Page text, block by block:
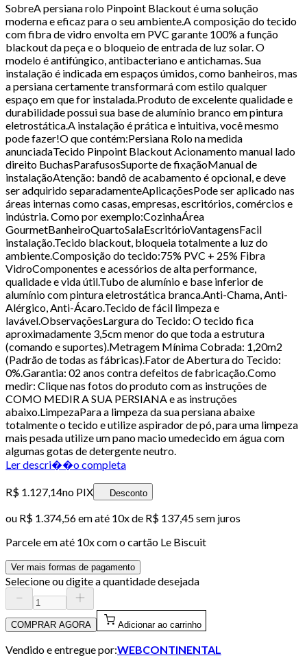
SobreA persiana rolo Pinpoint Blackout é uma solução
moderna e eficaz para o seu ambiente.A composição do tecido
com fibra de vidro envolta em PVC garante 100% a função
blackout da peça e o bloqueio de entrada de luz solar. O
modelo é antifúngico, antibacteriano e antichamas. Sua
instalação é indicada em espaços úmidos, como banheiros, mas
a persiana certamente transformará com estilo qualquer
espaço em que for instalada.Produto de excelente qualidade e
durabilidade possui sua base de alumínio branco em pintura
eletrostática.A instalação é prática e intuitiva, você mesmo
pode fazer!O que contém:Persiana Rolo na medida
anunciadaTecido Pinpoint Blackout Acionamento manual lado
direito BuchasParafusosSuporte de fixaçãoManual de
instalaçãoAtenção: bandô de acabamento é opcional, e deve
ser adquirido separadamenteAplicaçõesPode ser aplicado nas
áreas internas como casas, empresas, escritórios, comércios e
indústria. Como por exemplo:CozinhaÁrea
GourmetBanheiroQuartoSalaEscritórioVantagensFacil
instalação.Tecido blackout, bloqueia totalmente a luz do
ambiente.Composição do tecido:75% PVC + 25% Fibra
VidroComponentes e acessórios de alta performance,
qualidade e vida útil.Tubo de alumínio e base inferior de
alumínio com pintura eletrostática branca.Anti-Chama, Anti-
Alérgico, Anti-Ácaro.Tecido de fácil limpeza e
lavável.ObservaçõesLargura do Tecido: O tecido fica
aproximadamente 3,5cm menor do que toda a estrutura
(comando e suportes).Metragem Mínima Cobrada: 1,20m2
(Padrão de todas as fábricas).Fator de Abertura do Tecido:
0%.Garantia: 02 anos contra defeitos de fabricação.Como
medir: Clique nas fotos do produto com as instruções de
COMO MEDIR A SUA PERSIANA e as instruções
abaixo.LimpezaPara a limpeza da sua persiana abaixe
totalmente o tecido e utilize aspirador de pó, para uma limpeza
mais pesada utilize um pano macio umedecido em água com
algumas gotas de detergente neutro.
Ler descri��o completa
R$ 1.127,14no PIX Desconto
ou R$ 1.374,56em até 10x de R$ 137,45 sem juros
Parcele em até 10x com o cartão Le Biscuit
Ver mais formas de pagamento
Selecione ou digite a quantidade desejada
COMPRAR AGORA Adicionar ao carrinho
Vendido e entregue por:WEBCONTINENTAL